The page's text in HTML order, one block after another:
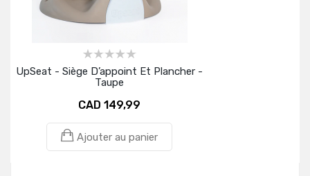
UpSeat - Siège D’appoint Et Plancher -
Taupe
CAD 149,99
Ajouter au panier